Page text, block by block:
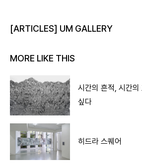
[ARTICLES] UM GALLERY
MORE LIKE THIS
시간의 흔적, 시간
싶다
히드라 스퀘어